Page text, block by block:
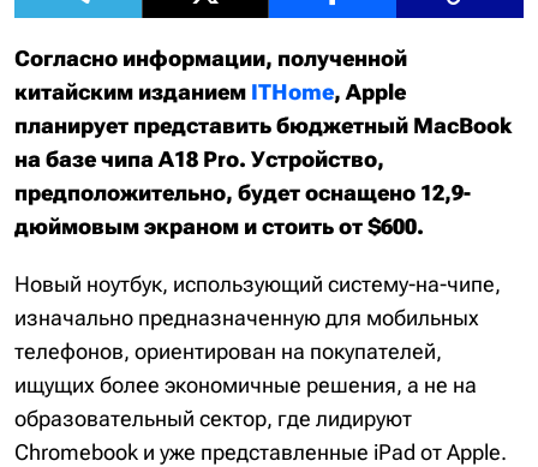
Согласно информации, полученной
китайским изданием ITHome, Apple
планирует представить бюджетный MacBook
на базе чипа A18 Pro. Устройство,
предположительно, будет оснащено 12,9-
дюймовым экраном и стоить от $600.
Новый ноутбук, использующий систему-на-чипе,
изначально предназначенную для мобильных
телефонов, ориентирован на покупателей,
ищущих более экономичные решения, а не на
образовательный сектор, где лидируют
Chromebook и уже представленные iPad от Apple.